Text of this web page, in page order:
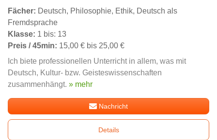
Fächer: Deutsch, Philosophie, Ethik, Deutsch als
Fremdsprache
Klasse: 1 bis: 13
Preis / 45min: 15,00 € bis 25,00 €
Ich biete professionellen Unterricht in allem, was mit
Deutsch, Kultur- bzw. Geisteswissenschaften
zusammenhängt. » mehr
Nachricht
Details